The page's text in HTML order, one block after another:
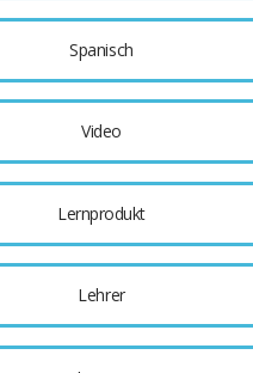
Spanisch
Video
Lernprodukt
Lehrer